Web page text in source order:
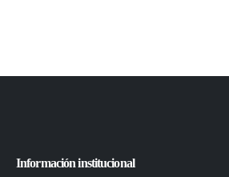
Información institucional